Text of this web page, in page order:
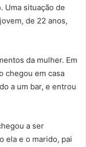
Uma situação de
de 22 anos,
da mulher. Em
chegou em casa
a um bar, e entrou
a ser
ela e o marido, pai